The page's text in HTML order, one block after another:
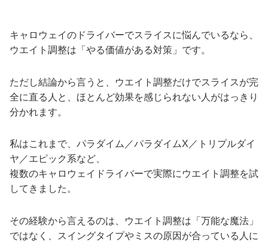
キャロウェイのドライバーでスライスに悩んでいるなら、
ウエイト調整は「やる価値がある対策」です。
ただし結論から言うと、ウエイト調整だけでスライスが完
全に直る人と、ほとんど効果を感じられない人がはっきり
分かれます。
私はこれまで、パラダイム／パラダイムX／トリプルダイ
ヤ／エピック系など、
複数のキャロウェイドライバーで実際にウエイト調整を試
してきました。
その経験から言えるのは、ウエイト調整は「万能な魔法」
ではなく、スイングタイプやミスの原因が合っている人に